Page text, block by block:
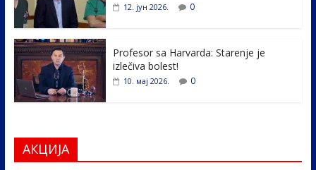
12. јун 2026. 0
Profesor sa Harvarda: Starenje je
izlečiva bolest!
10. мај 2026. 0
АКЦИЈА